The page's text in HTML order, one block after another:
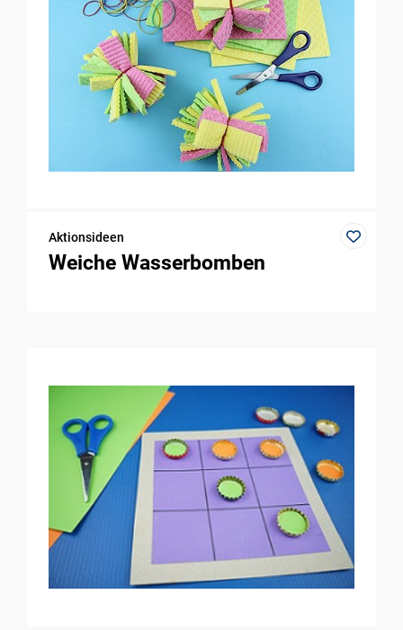
Aktionsideen
Weiche Wasserbomben